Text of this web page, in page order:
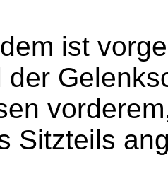
ist
der
Sitzteils